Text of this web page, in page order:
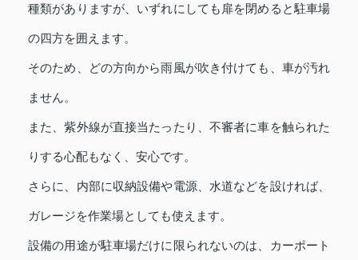
種類がありますが、いずれにしても扉を閉めると駐車場
の四方を囲えます。
そのため、どの方向から雨風が吹き付けても、車が汚れ
ません。
また、紫外線が直接当たったり、不審者に車を触られた
りする心配もなく、安心です。
さらに、内部に収納設備や電源、水道などを設ければ、
ガレージを作業場としても使えます。
設備の用途が駐車場だけに限られないのは、カーポート